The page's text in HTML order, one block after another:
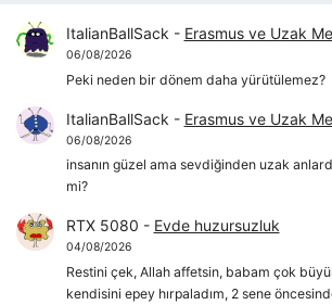
ItalianBallSack - Erasmus ve Uzak
06/08/2026
Peki neden bir dönem daha yürütülemez?
ItalianBallSack - Erasmus ve Uzak
06/08/2026
insanın güzel ama sevdiğinden uzak
mi?
RTX 5080 - Evde huzursuzluk
04/08/2026
Restini çek, Allah affetsin, babam çok
kendisini epey hırpaladım, 2 sene